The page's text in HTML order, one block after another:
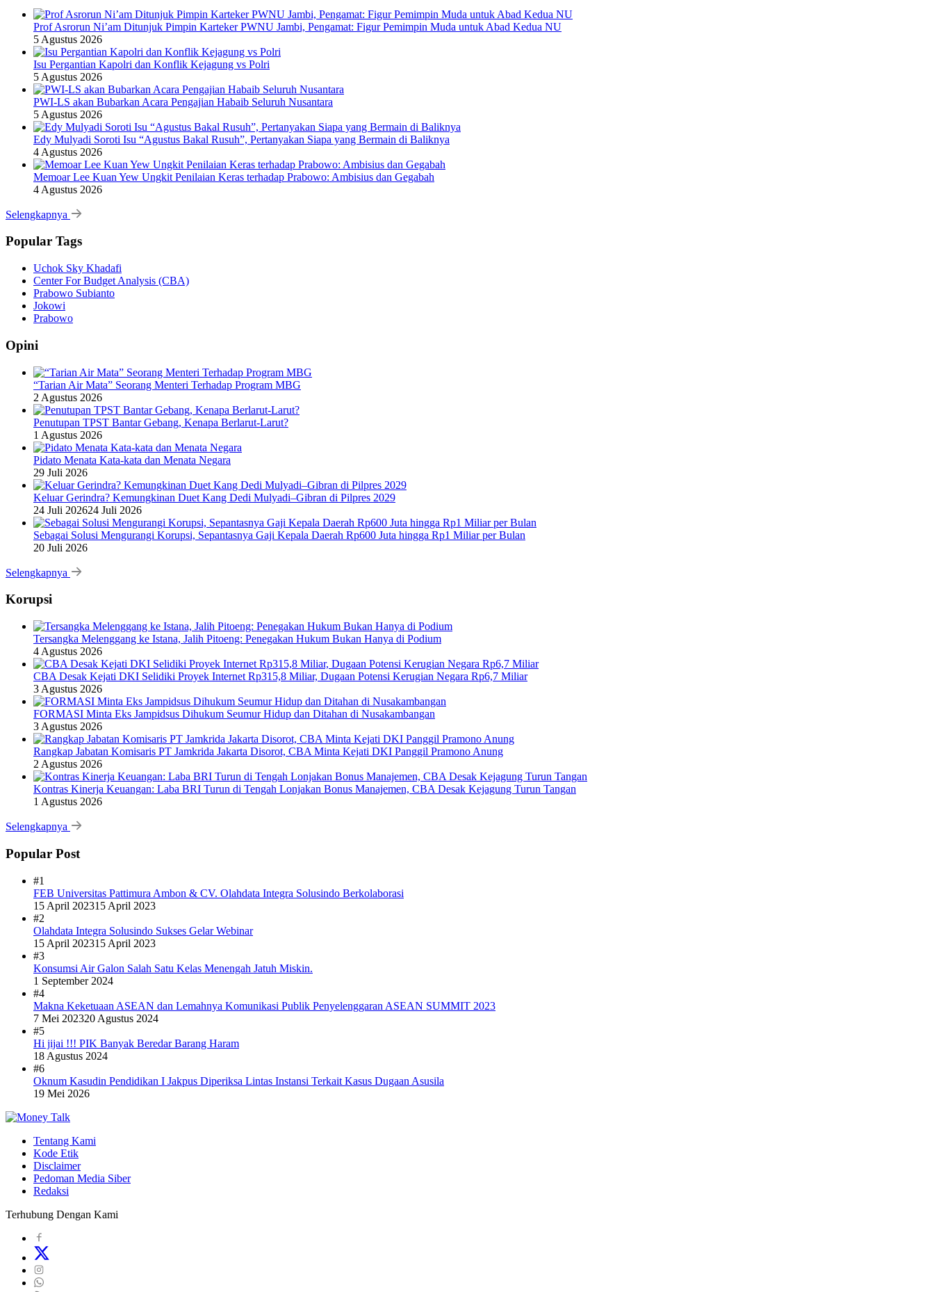
Prof Asrorun Ni’am Ditunjuk Pimpin Karteker PWNU Jambi, Pengamat: Figur Pemimpin Muda untuk Abad Kedua NU
5 Agustus 2026
Isu Pergantian Kapolri dan Konflik Kejagung vs Polri
5 Agustus 2026
PWI-LS akan Bubarkan Acara Pengajian Habaib Seluruh Nusantara
5 Agustus 2026
Edy Mulyadi Soroti Isu “Agustus Bakal Rusuh”, Pertanyakan Siapa yang Bermain di Baliknya
4 Agustus 2026
Memoar Lee Kuan Yew Ungkit Penilaian Keras terhadap Prabowo: Ambisius dan Gegabah
4 Agustus 2026
Selengkapnya
Popular Tags
Uchok Sky Khadafi
Center For Budget Analysis (CBA)
Prabowo Subianto
Jokowi
Prabowo
Opini
“Tarian Air Mata” Seorang Menteri Terhadap Program MBG
2 Agustus 2026
Penutupan TPST Bantar Gebang, Kenapa Berlarut-Larut?
1 Agustus 2026
Pidato Menata Kata-kata dan Menata Negara
29 Juli 2026
Keluar Gerindra? Kemungkinan Duet Kang Dedi Mulyadi–Gibran di Pilpres 2029
24 Juli 202624 Juli 2026
Sebagai Solusi Mengurangi Korupsi, Sepantasnya Gaji Kepala Daerah Rp600 Juta hingga Rp1 Miliar per Bulan
20 Juli 2026
Selengkapnya
Korupsi
Tersangka Melenggang ke Istana, Jalih Pitoeng: Penegakan Hukum Bukan Hanya di Podium
4 Agustus 2026
CBA Desak Kejati DKI Selidiki Proyek Internet Rp315,8 Miliar, Dugaan Potensi Kerugian Negara Rp6,7 Miliar
3 Agustus 2026
FORMASI Minta Eks Jampidsus Dihukum Seumur Hidup dan Ditahan di Nusakambangan
3 Agustus 2026
Rangkap Jabatan Komisaris PT Jamkrida Jakarta Disorot, CBA Minta Kejati DKI Panggil Pramono Anung
2 Agustus 2026
Kontras Kinerja Keuangan: Laba BRI Turun di Tengah Lonjakan Bonus Manajemen, CBA Desak Kejagung Turun Tangan
1 Agustus 2026
Selengkapnya
Popular Post
#1
FEB Universitas Pattimura Ambon & CV. Olahdata Integra Solusindo Berkolaborasi
15 April 202315 April 2023
#2
Olahdata Integra Solusindo Sukses Gelar Webinar
15 April 202315 April 2023
#3
Konsumsi Air Galon Salah Satu Kelas Menengah Jatuh Miskin.
1 September 2024
#4
Makna Keketuaan ASEAN dan Lemahnya Komunikasi Publik Penyelenggaran ASEAN SUMMIT 2023
7 Mei 202320 Agustus 2024
#5
Hi jijai !!! PIK Banyak Beredar Barang Haram
18 Agustus 2024
#6
Oknum Kasudin Pendidikan I Jakpus Diperiksa Lintas Instansi Terkait Kasus Dugaan Asusila
19 Mei 2026
Tentang Kami
Kode Etik
Disclaimer
Pedoman Media Siber
Redaksi
Terhubung Dengan Kami